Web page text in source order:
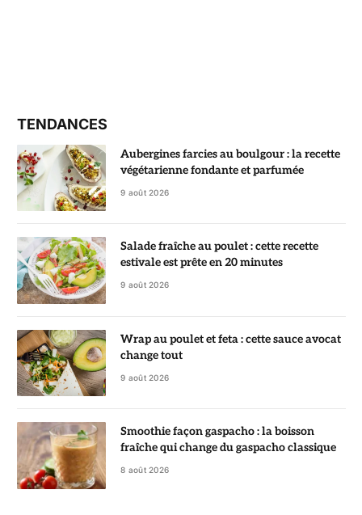
TENDANCES
Aubergines farcies au boulgour : la recette
végétarienne fondante et parfumée
9 août 2026
Salade fraîche au poulet : cette recette
estivale est prête en 20 minutes
9 août 2026
Wrap au poulet et feta : cette sauce avocat
change tout
9 août 2026
Smoothie façon gaspacho : la boisson
fraîche qui change du gaspacho classique
8 août 2026